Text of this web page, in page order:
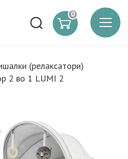
0
(релаксатори)
2 во 1 LUMI 2